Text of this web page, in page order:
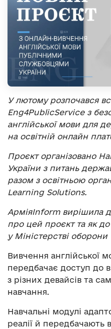
У лютому розпочався
Eng4PublicService з
англійської мови для
на освітній онлайн
Проєкт організовано
України з питань
разом з освітньою
Learning Solutions.
АрміяInform вирішила
про цей проєкт та як
у Міністерстві
Вивчення англійської
передбачає доступ до
з різних девайсів та
навчання.
Навчальні модулі
реалії й передбачають